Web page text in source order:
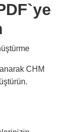
CHM